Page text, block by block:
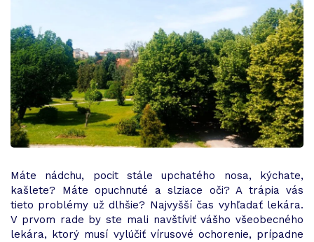
Máte nádchu, pocit stále upchatého nosa, kýchate,
kašlete? Máte opuchnuté a slziace oči? A trápia vás
tieto problémy už dlhšie? Najvyšší čas vyhľadať lekára.
V prvom rade by ste mali navštíviť vášho všeobecného
lekára, ktorý musí vylúčiť vírusové ochorenie, prípadne